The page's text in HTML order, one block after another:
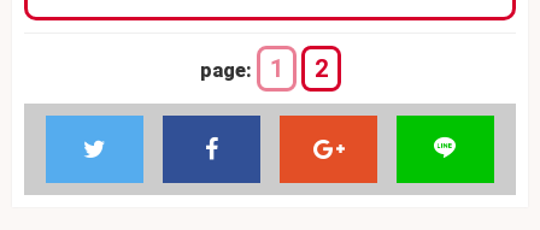
page: 1 2